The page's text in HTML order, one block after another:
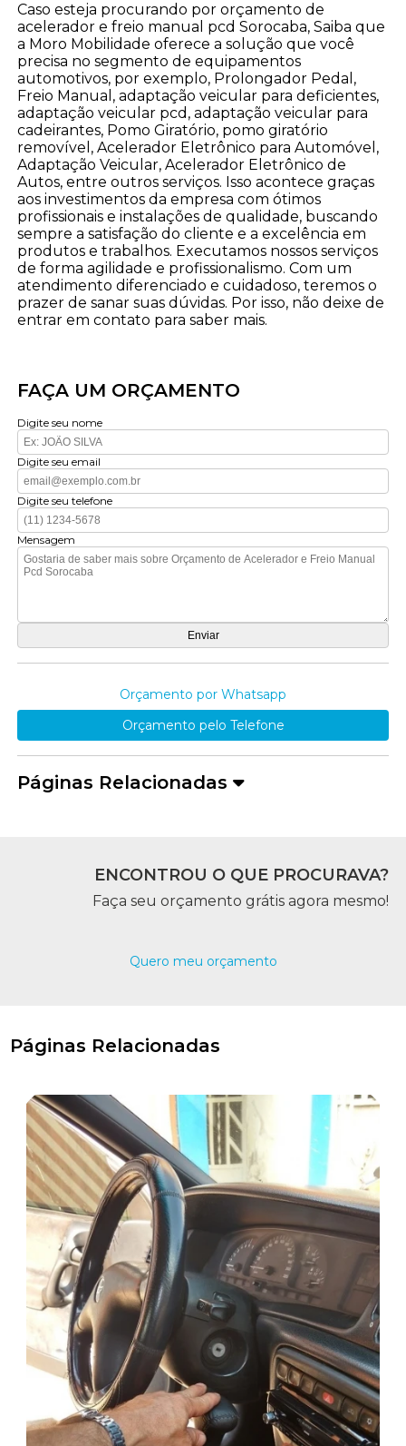
Caso esteja procurando por orçamento de
acelerador e freio manual pcd Sorocaba, Saiba que
a Moro Mobilidade oferece a solução que você
precisa no segmento de equipamentos
automotivos, por exemplo, Prolongador Pedal,
Freio Manual, adaptação veicular para deficientes,
adaptação veicular pcd, adaptação veicular para
cadeirantes, Pomo Giratório, pomo giratório
removível, Acelerador Eletrônico para Automóvel,
Adaptação Veicular, Acelerador Eletrônico de
Autos, entre outros serviços. Isso acontece graças
aos investimentos da empresa com ótimos
profissionais e instalações de qualidade, buscando
sempre a satisfação do cliente e a excelência em
produtos e trabalhos. Executamos nossos serviços
de forma agilidade e profissionalismo. Com um
atendimento diferenciado e cuidadoso, teremos o
prazer de sanar suas dúvidas. Por isso, não deixe de
entrar em contato para saber mais.
FAÇA UM ORÇAMENTO
Digite seu nome
Digite seu email
Digite seu telefone
Mensagem
Orçamento por Whatsapp
Orçamento pelo Telefone
Páginas Relacionadas
ENCONTROU O QUE PROCURAVA?
Faça seu orçamento grátis agora mesmo!
Quero meu orçamento
Páginas Relacionadas